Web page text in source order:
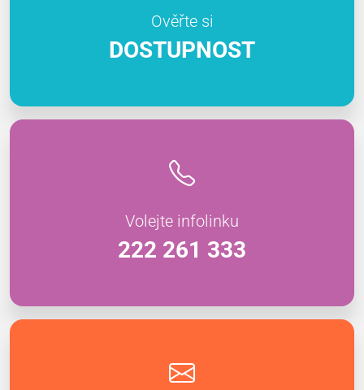
Ověřte si
DOSTUPNOST
Volejte infolinku
222 261 333